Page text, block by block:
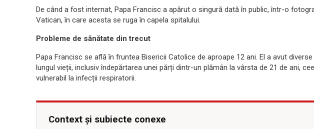
De când a fost internat, Papa Francisc a apărut o singură dată în public, într-o
Vatican, în care acesta se ruga în capela spitalului.
Probleme de sănătate din trecut
Papa Francisc se află în fruntea Bisericii Catolice de aproape 12 ani. El a avut
lungul vieții, inclusiv îndepărtarea unei părți dintr-un plămân la vârsta de 21 de ani,
vulnerabil la infecții respiratorii.
Context și subiecte conexe